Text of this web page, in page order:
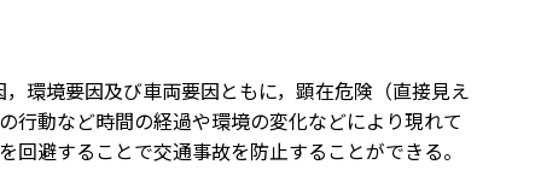
環境要因及び車両要因ともに，顕在危険（直接見え
行動など時間の経過や環境の変化などにより現れて
避することで交通事故を防止することができる。